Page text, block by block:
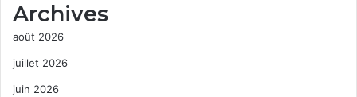
Archives
août 2026
juillet 2026
juin 2026